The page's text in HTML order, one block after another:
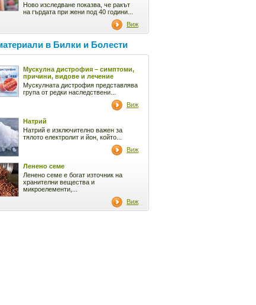
Ново изследване показва, че ракът
на гърдата при жени под 40 години...
Виж
в Билки и Болести
Мускулна дистрофия – симптоми,
причини, видове и лечение
Мускулната дистрофия представлява
група от редки наследствени...
Виж
Натрий
Натрий е изключително важен за
тялото електролит и йон, който...
Виж
Ленено семе
Ленено семе е богат източник на
хранителни вещества и
микроелементи,...
Виж